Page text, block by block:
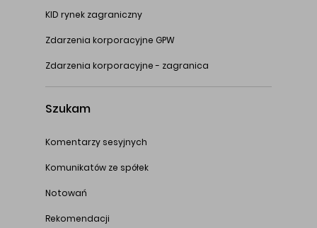
KID rynek zagraniczny
Zdarzenia korporacyjne GPW
Zdarzenia korporacyjne - zagranica
Szukam
Komentarzy sesyjnych
Komunikatów ze spółek
Notowań
Rekomendacji